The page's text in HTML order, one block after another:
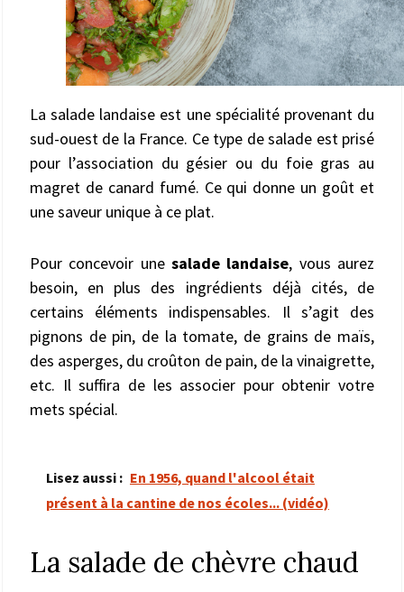
La salade landaise est une spécialité provenant du
sud-ouest de la France. Ce type de salade est prisé
pour l’association du gésier ou du foie gras au
magret de canard fumé. Ce qui donne un goût et
une saveur unique à ce plat.
Pour concevoir une salade landaise, vous aurez
besoin, en plus des ingrédients déjà cités, de
certains éléments indispensables. Il s’agit des
pignons de pin, de la tomate, de grains de maïs,
des asperges, du croûton de pain, de la vinaigrette,
etc. Il suffira de les associer pour obtenir votre
mets spécial.
Lisez aussi : En 1956, quand l'alcool était
présent à la cantine de nos écoles... (vidéo)
La salade de chèvre chaud